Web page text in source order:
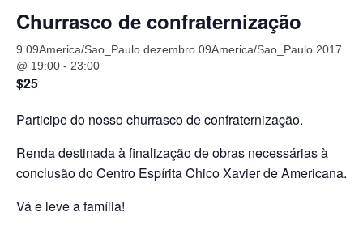
Contato
Churrasco de confraternização
9 09America/Sao_Paulo dezembro 09America/Sao_Paulo 2017
@ 19:00 - 23:00
$25
Participe do nosso churrasco de confraternização.
Renda destinada à finalização de obras necessárias à
conclusão do Centro Espírita Chico Xavier de Americana.
Vá e leve a família!